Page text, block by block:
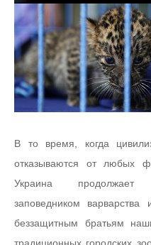
В то время, когда
отказываются от любых
Украина продолжает
заповедником
беззащитным братьям